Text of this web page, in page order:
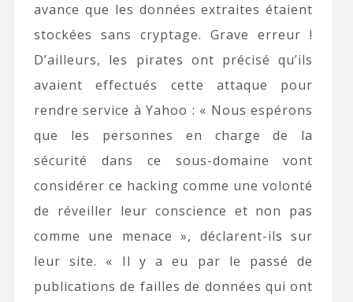
avance que les données extraites étaient
stockées sans cryptage. Grave erreur !
D’ailleurs, les pirates ont précisé qu’ils
avaient effectués cette attaque pour
rendre service à Yahoo : « Nous espérons
que les personnes en charge de la
sécurité dans ce sous-domaine vont
considérer ce hacking comme une volonté
de réveiller leur conscience et non pas
comme une menace », déclarent-ils sur
leur site. « Il y a eu par le passé de
publications de failles de données qui ont